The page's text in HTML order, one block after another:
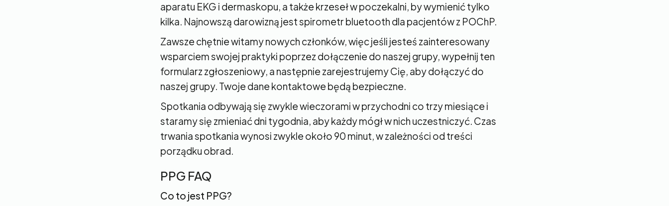
aparatu EKG i dermaskopu, a także krzeseł w poczekalni, by wymienić tylko
kilka. Najnowszą darowizną jest spirometr bluetooth dla pacjentów z POChP.
Zawsze chętnie witamy nowych członków, więc jeśli jesteś zainteresowany
wsparciem swojej praktyki poprzez dołączenie do naszej grupy, wypełnij ten
formularz zgłoszeniowy, a następnie zarejestrujemy Cię, aby dołączyć do
naszej grupy. Twoje dane kontaktowe będą bezpieczne.
Spotkania odbywają się zwykle wieczorami w przychodni co trzy miesiące i
staramy się zmieniać dni tygodnia, aby każdy mógł w nich uczestniczyć. Czas
trwania spotkania wynosi zwykle około 90 minut, w zależności od treści
porządku obrad.
PPG FAQ
Co to jest PPG?